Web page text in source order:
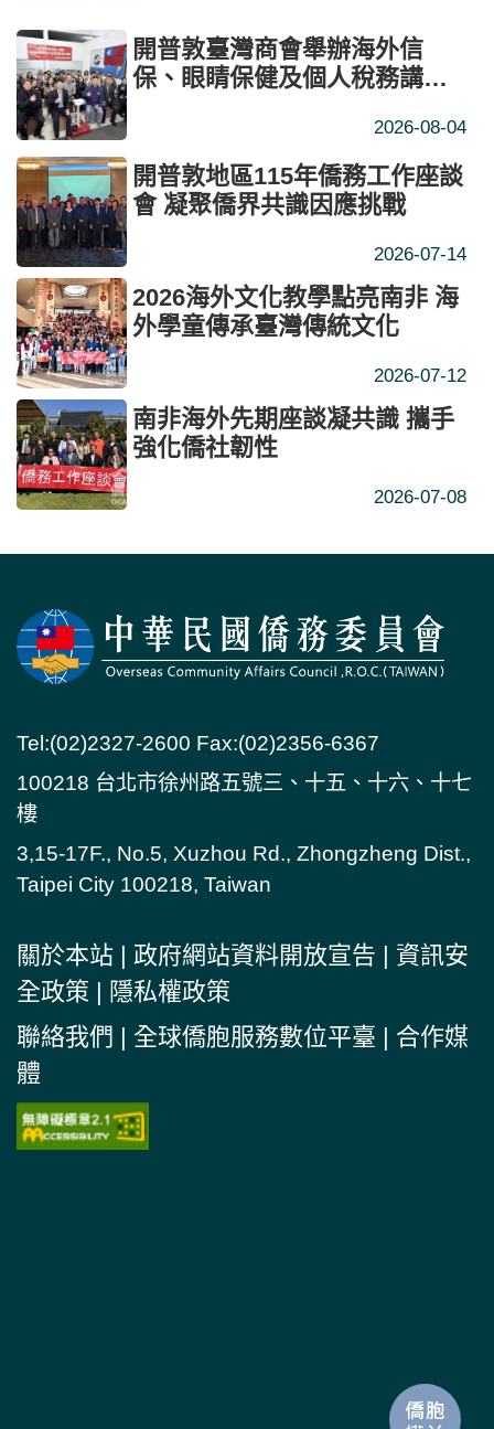
開普敦臺灣商會舉辦海外信
保、眼睛保健及個人稅務講座
2026-08-04
開普敦地區115年僑務工作座談
會 凝聚僑界共識因應挑戰
2026-07-14
2026海外文化教學點亮南非 海
外學童傳承臺灣傳統文化
2026-07-12
南非海外先期座談凝共識 攜手
強化僑社韌性
2026-07-08
Tel:(02)2327-2600 Fax:(02)2356-6367
100218 台北市徐州路五號三、十五、十六、十七
樓
3,15-17F., No.5, Xuzhou Rd., Zhongzheng Dist.,
Taipei City 100218, Taiwan
關於本站 | 政府網站資料開放宣告 | 資訊安
全政策 | 隱私權政策
聯絡我們 | 全球僑胞服務數位平臺 | 合作媒
體